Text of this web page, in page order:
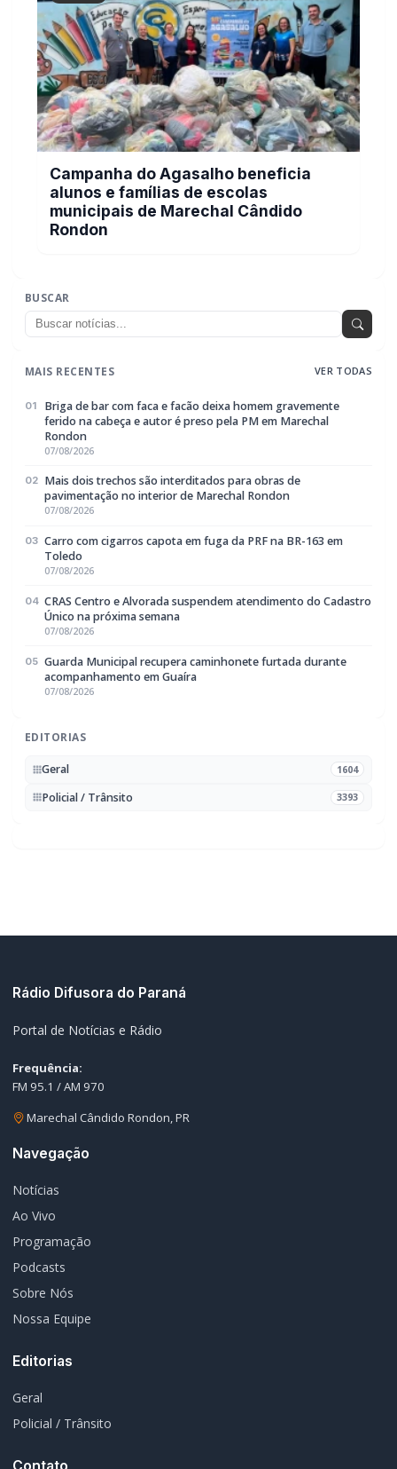
Campanha do Agasalho beneficia
alunos e famílias de escolas
municipais de Marechal Cândido
Rondon
BUSCAR
MAIS RECENTES
01
Briga de bar com faca e facão deixa homem gravemente
07/08/2026
02
Mais dois trechos são interditados para obras de
pavimentação no interior de Marechal Rondon
07/08/2026
Toledo
07/08/2026
Único na próxima semana
07/08/2026
acompanhamento em Guaíra
07/08/2026
EDITORIAS
Geral
Frequência:
Navegação
Notícias
Ao Vivo
Podcasts
Sobre Nós
Nossa Equipe
Editorias
Geral
Policial / Trânsito
Contato
Redes Sociais